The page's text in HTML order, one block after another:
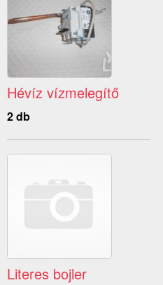
Hévíz vízmelegítő
2 db
Literes bojler